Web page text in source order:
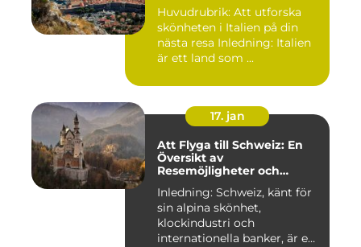
Huvudrubrik: Att utforska
skönheten i Italien på din
nästa resa Inledning: Italien
är ett land som ...
17. jan
Att Flyga till Schweiz: En
Översikt av
Resemöjligheter och
Nackdelar
Inledning: Schweiz, känt för
sin alpina skönhet,
klockindustri och
internationella banker, är en